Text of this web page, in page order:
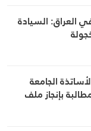
العراق: السيادة
الجامعة
بإنجاز ملف